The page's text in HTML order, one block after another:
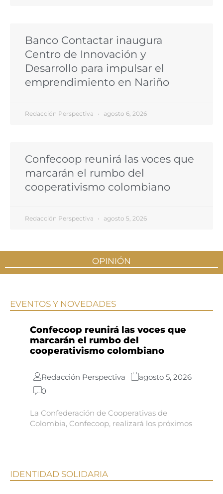
Banco Contactar inaugura
Centro de Innovación y
Desarrollo para impulsar el
emprendimiento en Nariño
Redacción Perspectiva agosto 6, 2026
Confecoop reunirá las voces que
marcarán el rumbo del
cooperativismo colombiano
Redacción Perspectiva agosto 5, 2026
OPINIÓN
EVENTOS Y NOVEDADES
Confecoop reunirá las voces que
marcarán el rumbo del
cooperativismo colombiano
Redacción Perspectiva
agosto 5, 2026
0
La Confederación de Cooperativas de
Colombia, Confecoop, realizará los próximos
IDENTIDAD SOLIDARIA